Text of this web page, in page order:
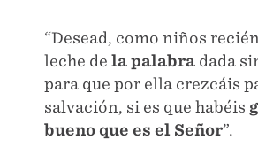
“Desead, como niños
leche de la palabra dada
para que por ella crezcáis
salvación, si es que habéis
bueno que es el Señor”.